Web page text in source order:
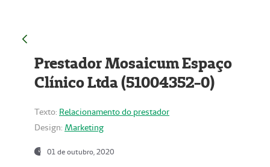
Prestador Mosaicum Espaço
Clínico Ltda (51004352-0)
Texto: Relacionamento do prestador
Design: Marketing
01 de outubro, 2020